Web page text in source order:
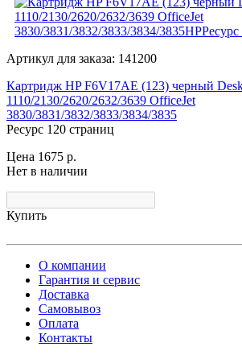
Артикул для заказа: 141200
Картридж HP F6V17AE (123) черный
1110/2130/2620/2632/3639 OfficeJet
3830/3831/3832/3833/3834/3835
Ресурс 120 страниц
Цена 1675 р.
Нет в наличии
Купить
О компании
Гарантия и сервис
Доставка
Самовывоз
Оплата
Контакты